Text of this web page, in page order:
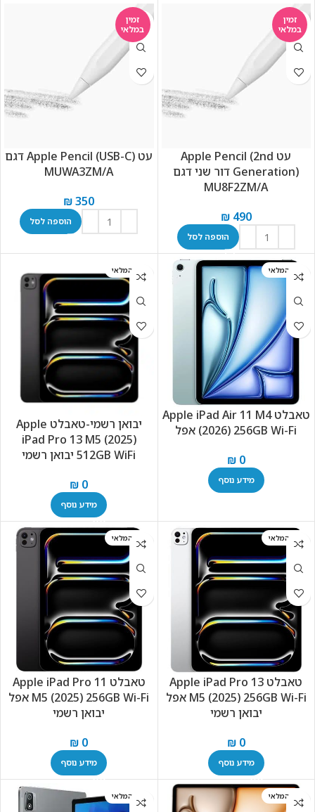
זמין
במלאי
עט Apple Pencil (2nd
Generation) דור שני דגם
MU8F2ZM/A
₪490
הוספה לסל
זמין
במלאי
עט Apple Pencil (USB-C) דגם
MUWA3ZM/A
₪350
הוספה לסל
אזל המלאי
טאבלט Apple iPad Air 11 M4
(2026) 256GB Wi-Fi אפל
₪0
מידע נוסף
אזל המלאי
יבואן רשמי-טאבלט Apple
iPad Pro 13 M5 (2025)
512GB WiFi יבואן רשמי
₪ 0
מידע נוסף
אזל המלאי
טאבלט Apple iPad Pro 13
M5 (2025) 256GB Wi-Fi אפל
יבואן רשמי
₪0
מידע נוסף
אזל המלאי
טאבלט Apple iPad Pro 11
M5 (2025) 256GB Wi-Fi אפל
יבואן רשמי
₪ 0
מידע נוסף
אזל המלאי אזל המלאי